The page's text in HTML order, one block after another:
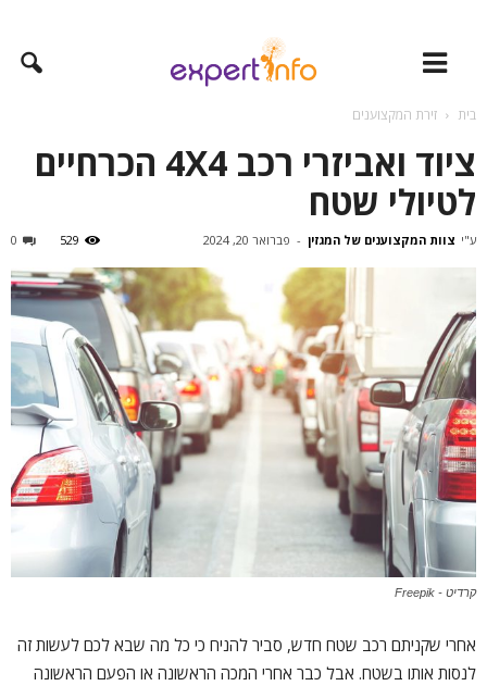
בית זירת המקצוענים
ציוד ואביזרי רכב 4X4 הכרחיים
לטיולי שטח
ע"י צוות המקצוענים של המגזין - פברואר 20, 2024 0 529
קרדיט - Freepik
אחרי שקניתם רכב שטח חדש, סביר להניח כי כל מה שבא לכם לעשות זה
לנסות אותו בשטח. אבל כבר אחרי המכה הראשונה או הפעם הראשונה